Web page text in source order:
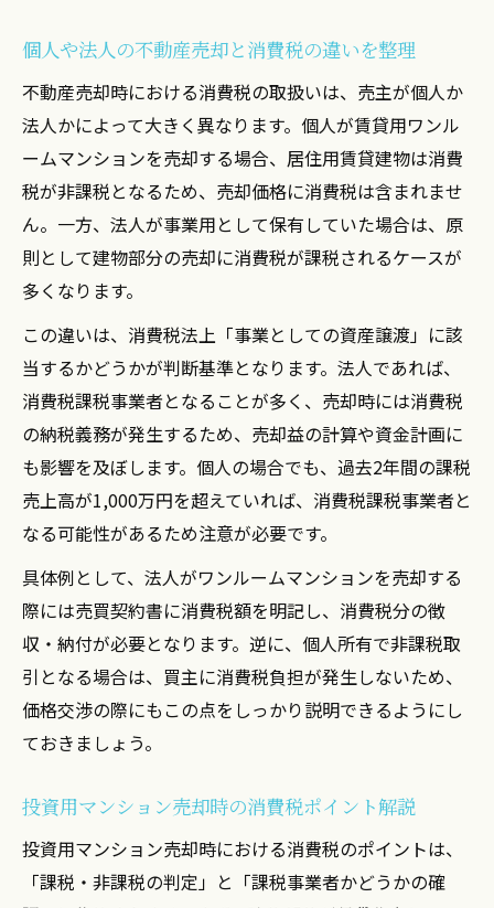
個人や法人の不動産売却と消費税の違いを整理
不動産売却時における消費税の取扱いは、売主が個人か
法人かによって大きく異なります。個人が賃貸用ワンル
ームマンションを売却する場合、居住用賃貸建物は消費
税が非課税となるため、売却価格に消費税は含まれませ
ん。一方、法人が事業用として保有していた場合は、原
則として建物部分の売却に消費税が課税されるケースが
多くなります。
この違いは、消費税法上「事業としての資産譲渡」に該
当するかどうかが判断基準となります。法人であれば、
消費税課税事業者となることが多く、売却時には消費税
の納税義務が発生するため、売却益の計算や資金計画に
も影響を及ぼします。個人の場合でも、過去2年間の課税
売上高が1,000万円を超えていれば、消費税課税事業者と
なる可能性があるため注意が必要です。
具体例として、法人がワンルームマンションを売却する
際には売買契約書に消費税額を明記し、消費税分の徴
収・納付が必要となります。逆に、個人所有で非課税取
引となる場合は、買主に消費税負担が発生しないため、
価格交渉の際にもこの点をしっかり説明できるようにし
ておきましょう。
投資用マンション売却時の消費税ポイント解説
投資用マンション売却時における消費税のポイントは、
「課税・非課税の判定」と「課税事業者かどうかの確